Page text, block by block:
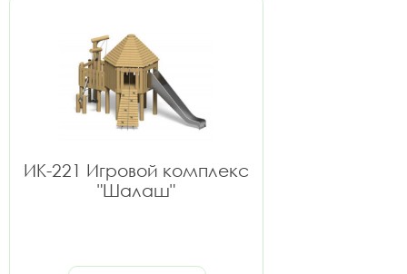
ИК-221 Игровой комплекс
"Шалаш"